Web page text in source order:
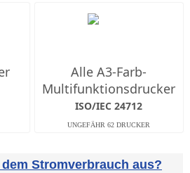
Alle A3-Farb-
Multifunktionsdrucker
ISO/IEC 24712
Stromverbrauch aus?